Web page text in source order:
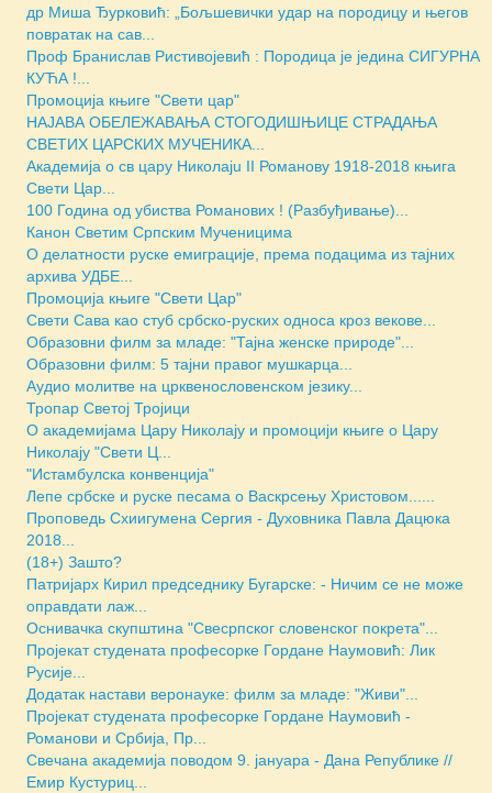
др Миша Ђурковић: „Бољшевички удар на породицу и његов
повратак на сав...
Проф Бранислав Ристивојевић : Породица је једина СИГУРНА
КУЋА !...
Промоција књиге "Свети цар"
НАЈАВА ОБЕЛЕЖАВАЊА СТОГОДИШЊИЦЕ СТРАДАЊА
СВЕТИХ ЦАРСКИХ МУЧЕНИКА...
Академија о св цару Николајu II Романову 1918-2018 књига
Свети Цар...
100 Година од убиства Романових ! (Разбуђивање)...
Канон Светим Српским Мученицима
O делатности руске емиграције, према подацима из тајних
архива УДБЕ...
Промоција књиге "Свети Цар"
Свети Сава као стуб србско-руских односа кроз векове...
Образовни филм за младе: "Тајна женске природе"...
Образовни филм: 5 тајни правог мушкарца...
Аудио молитве на црквенословенском језику...
Тропар Светој Тројици
О академијама Цару Николају и промоцији књиге о Цару
Николају "Свети Ц...
"Истамбулска конвенција"
Лепе србске и руске песама о Васкрсењу Христовом......
Проповедь Схиигумена Сергия - Духовника Павла Дацюка
2018...
(18+) Зашто?
Патријарх Кирил председнику Бугарске: - Ничим се не може
оправдати лаж...
Оснивачка скупштина "Свесрпског словенског покрета"...
Пројекат студената професорке Гордане Наумовић: Лик
Русије...
Додатак настави веронауке: филм за младе: "Живи"...
Пројекат студената професорке Гордане Наумовић -
Романови и Србија, Пр...
Свечана академија поводом 9. јануара - Дана Републике //
Емир Кустуриц...